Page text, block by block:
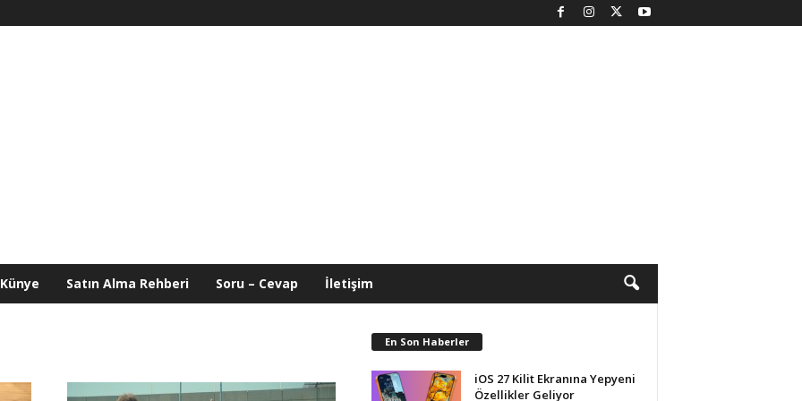
Künye Satın Alma Rehberi Soru – Cevap İletişim
En Son Haberler
iOS 27 Kilit Ekranına Yepyeni
Özellikler Geliyor